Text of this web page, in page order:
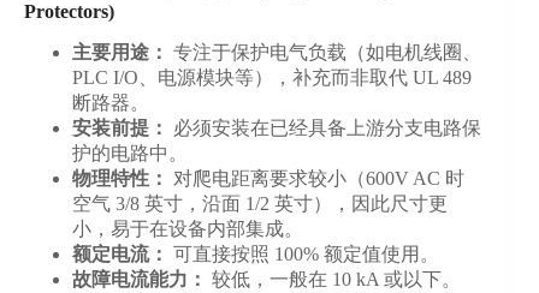
Protectors)
主要用途： 专注于保护电气负载（如电机线圈、
PLC I/O、电源模块等），补充而非取代 UL 489
断路器。
安装前提：
必须安装在已经具备上游分支电路保
护的电路中。
物理特性：
对爬电距离要求较小（600V AC 时
空气 3/8 英寸，沿面 1/2 英寸），因此尺寸更
小，易于在设备内部集成。
额定电流： 可直接按照 100% 额定值使用。
故障电流能力： 较低，一般在 10 kA 或以下。